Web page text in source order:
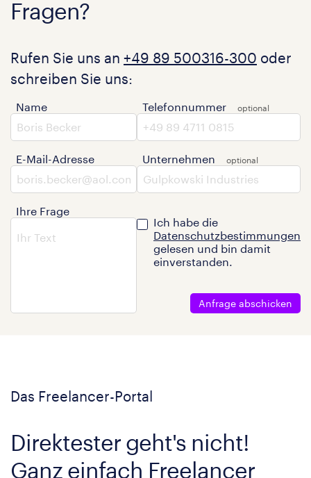
Fragen?
Rufen Sie uns an +49 89 500316-300 oder
schreiben Sie uns:
Name
E-Mail-Adresse
Ihre Frage
Telefonnummer
Unternehmen
Ich habe die
Datenschutzbestimmungen
gelesen und bin damit
einverstanden.
Anfrage abschicken
Das Freelancer-Portal
Direktester geht's nicht!
Ganz einfach Freelancer